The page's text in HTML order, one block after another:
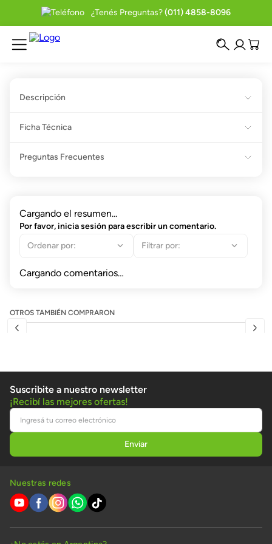
¿Tenés Preguntas?(011) 4858-8096
Descripción
Ficha Técnica
Preguntas Frecuentes
Cargando el resumen…
Por favor, inicia sesión para escribir un comentario.
Cargando comentarios…
OTROS TAMBIÉN COMPRARON
Suscribite a nuestro newsletter
¡Recibí las mejores ofertas!
Nuestras redes